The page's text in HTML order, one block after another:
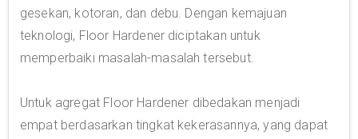
gesekan, kotoran, dan debu. Dengan kemajuan
teknologi, Floor Hardener diciptakan untuk
memperbaiki masalah-masalah tersebut.
Untuk agregat Floor Hardener dibedakan menjadi
empat berdasarkan tingkat kekerasannya, yang dapat